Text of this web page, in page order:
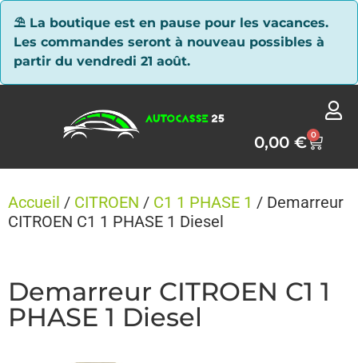
⛱ La boutique est en pause pour les vacances.
Les commandes seront à nouveau possibles à
partir du vendredi 21 août.
0,00€ 0
Accueil / CITROEN / C1 1 PHASE 1 / Demarreur
CITROEN C1 1 PHASE 1 Diesel
Demarreur CITROEN C1 1
PHASE 1 Diesel
Panneau de gestion des cookies